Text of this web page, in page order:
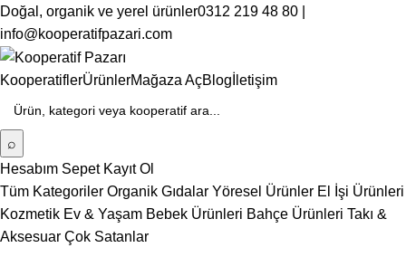
Doğal, organik ve yerel ürünler0312 219 48 80 |
info@kooperatifpazari.com
KooperatiflerÜrünlerMağaza AçBlog İletişim
⌕
Hesabım Sepet Kayıt Ol
Tüm Kategoriler Organik Gıdalar Yöresel Ürünler El İşi Ürünleri
Kozmetik Ev & Yaşam Bebek Ürünleri Bahçe Ürünleri Takı &
Aksesuar Çok Satanlar